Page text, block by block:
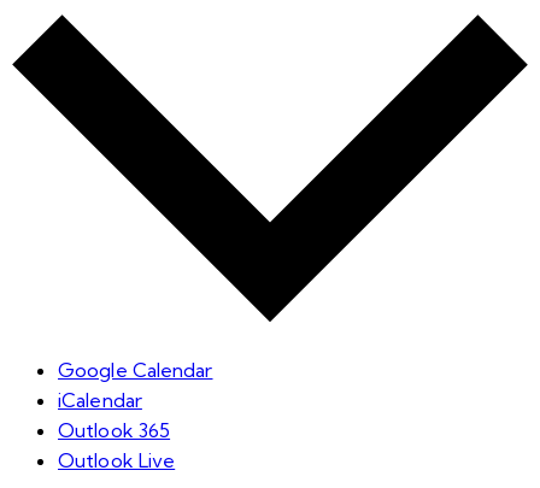
Google Calendar
iCalendar
Outlook 365
Outlook Live